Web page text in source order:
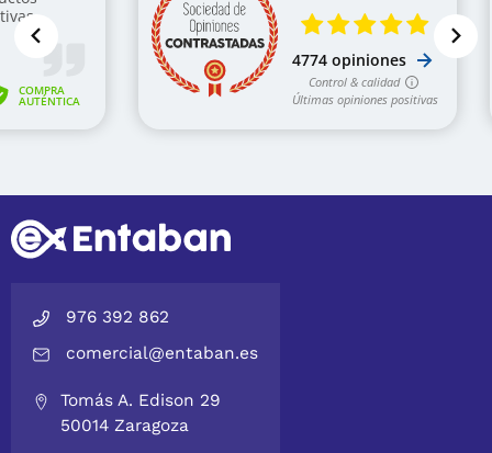
976 392 862
comercial@entaban.es
Tomás A. Edison 29
50014 Zaragoza